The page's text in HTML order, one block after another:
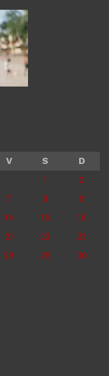
V S
D
1
2
7 8
9
14 15
16
21 22
23
28 29
30